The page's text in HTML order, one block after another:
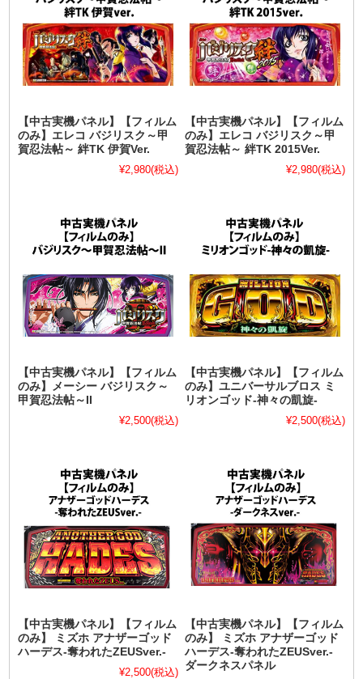
【中古実機パネル】【フィルム
のみ】エレコ バジリスク～甲
賀忍法帖～ 絆TK 伊賀Ver.
¥2,980(税込)
【中古実機パネル】【フィルム
のみ】エレコ バジリスク～甲
賀忍法帖～ 絆TK 2015Ver.
¥2,980(税込)
【中古実機パネル】【フィルム
のみ】メーシー バジリスク～
甲賀忍法帖～II
¥2,500(税込)
【中古実機パネル】【フィルム
のみ】ユニバーサルブロス ミ
リオンゴッド-神々の凱旋-
¥2,500(税込)
【中古実機パネル】【フィルム
のみ】 ミズホ アナザーゴッド
ハーデス-奪われたZEUSver.-
¥2,500(税込)
【中古実機パネル】【フィルム
のみ】 ミズホ アナザーゴッド
ハーデス-奪われたZEUSver.-
ダークネスパネル